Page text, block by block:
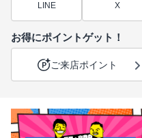
LINE X
お得にポイントゲット！
ご来店ポイント